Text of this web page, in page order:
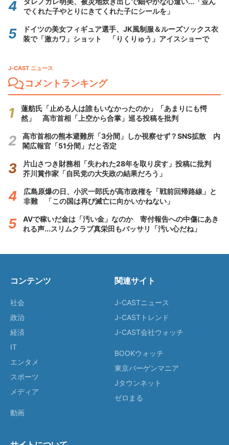
でくれた子やとりにきてくれた子にシールを」
ドイツの美女フィギュア選手、JK風制服＆ルーズソックス衣
装で「激カワ」ショット 「りくりゅう」アイスショーで
J-CAST ニュース
コメントランキング
蓮舫氏「止める人は誰もいなかったのか」「あまりにも愕
然」 高市首相「上空から合掌」巡る投稿を批判
高市首相の熊本避難所「3分間」しか視察せず？SNS拡散 内
閣広報官「51分間」だと否定
片山さつき財務相「失われた28年を取り戻す」投稿に批判
芥川賞作家「自民党の大失政の結果だろう」
広島原爆の日、小沢一郎氏が高市政権を「戦前回帰路線」と
非難 「この国は再び滅亡に向かいかねない」
AVで稼いだ金は「汚い金」なのか 寄付報告への中傷にあき
れる声...スリムクラブ真栄田もバッサリ「汚い心だね」
コンテンツ
社会
政治
経済
IT
エンタメ
スポーツ
メディア
動画
関連サイト
J-CASTニュース
J-CASTトレンド
J-CAST会社ウォッチ
BOOKウォッチ
東京バーゲンマニア
Jタウンネット
ゼロまる